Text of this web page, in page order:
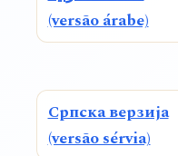
(versão árabe)
Српска верзија
(versão sérvia)